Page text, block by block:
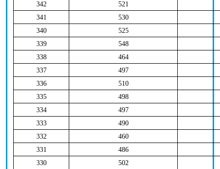
342
521
341
530
340
525
339
548
338
464
337
497
336
510
335
498
334
497
333
490
332
460
331
486
330
502